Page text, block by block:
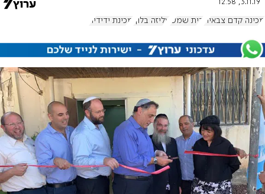
מכינה קדם צבאית בית שמש עליזה בלוך מכינת ידידיה